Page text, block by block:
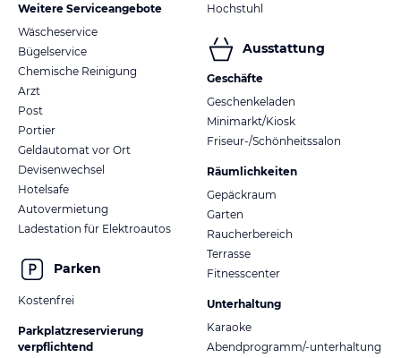
Weitere Serviceangebote
Wäscheservice
Bügelservice
Chemische Reinigung
Arzt
Post
Portier
Geldautomat vor Ort
Devisenwechsel
Hotelsafe
Autovermietung
Ladestation für Elektroautos
Parken
Kostenfrei
Parkplatzreservierung
verpflichtend
Hochstuhl
Ausstattung
Geschäfte
Geschenkeladen
Minimarkt/Kiosk
Friseur-/Schönheitssalon
Räumlichkeiten
Gepäckraum
Garten
Raucherbereich
Terrasse
Fitnesscenter
Unterhaltung
Karaoke
Abendprogramm/-unterhaltung